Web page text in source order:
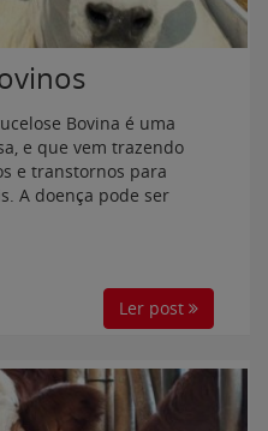
Bovina é uma
e que vem trazendo
e transtornos para
A doença pode ser
Ler post